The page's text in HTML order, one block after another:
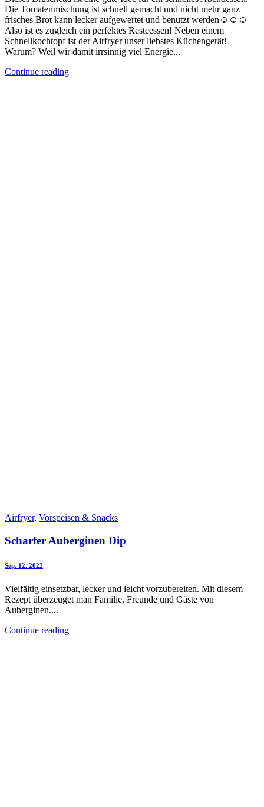
Die Tomatenmischung ist schnell gemacht und nicht mehr ganz
frisches Brot kann lecker aufgewertet und benutzt werden☺️☺️☺️
Also ist es zugleich ein perfektes Resteessen! Neben einem
Schnellkochtopf ist der Airfryer unser liebstes Küchengerät!
Warum? Weil wir damit irrsinnig viel Energie...
Continue reading
Airfryer, Vorspeisen & Snacks
Scharfer Auberginen Dip
Sep. 12. 2022
Vielfältig einsetzbar, lecker und leicht vorzubereiten. Mit diesem
Rezept überzeuget man Familie, Freunde und Gäste von
Auberginen....
Continue reading